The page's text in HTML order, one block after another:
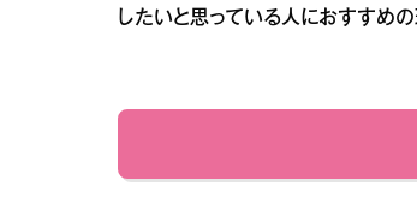
したいと思っている人におすすめの